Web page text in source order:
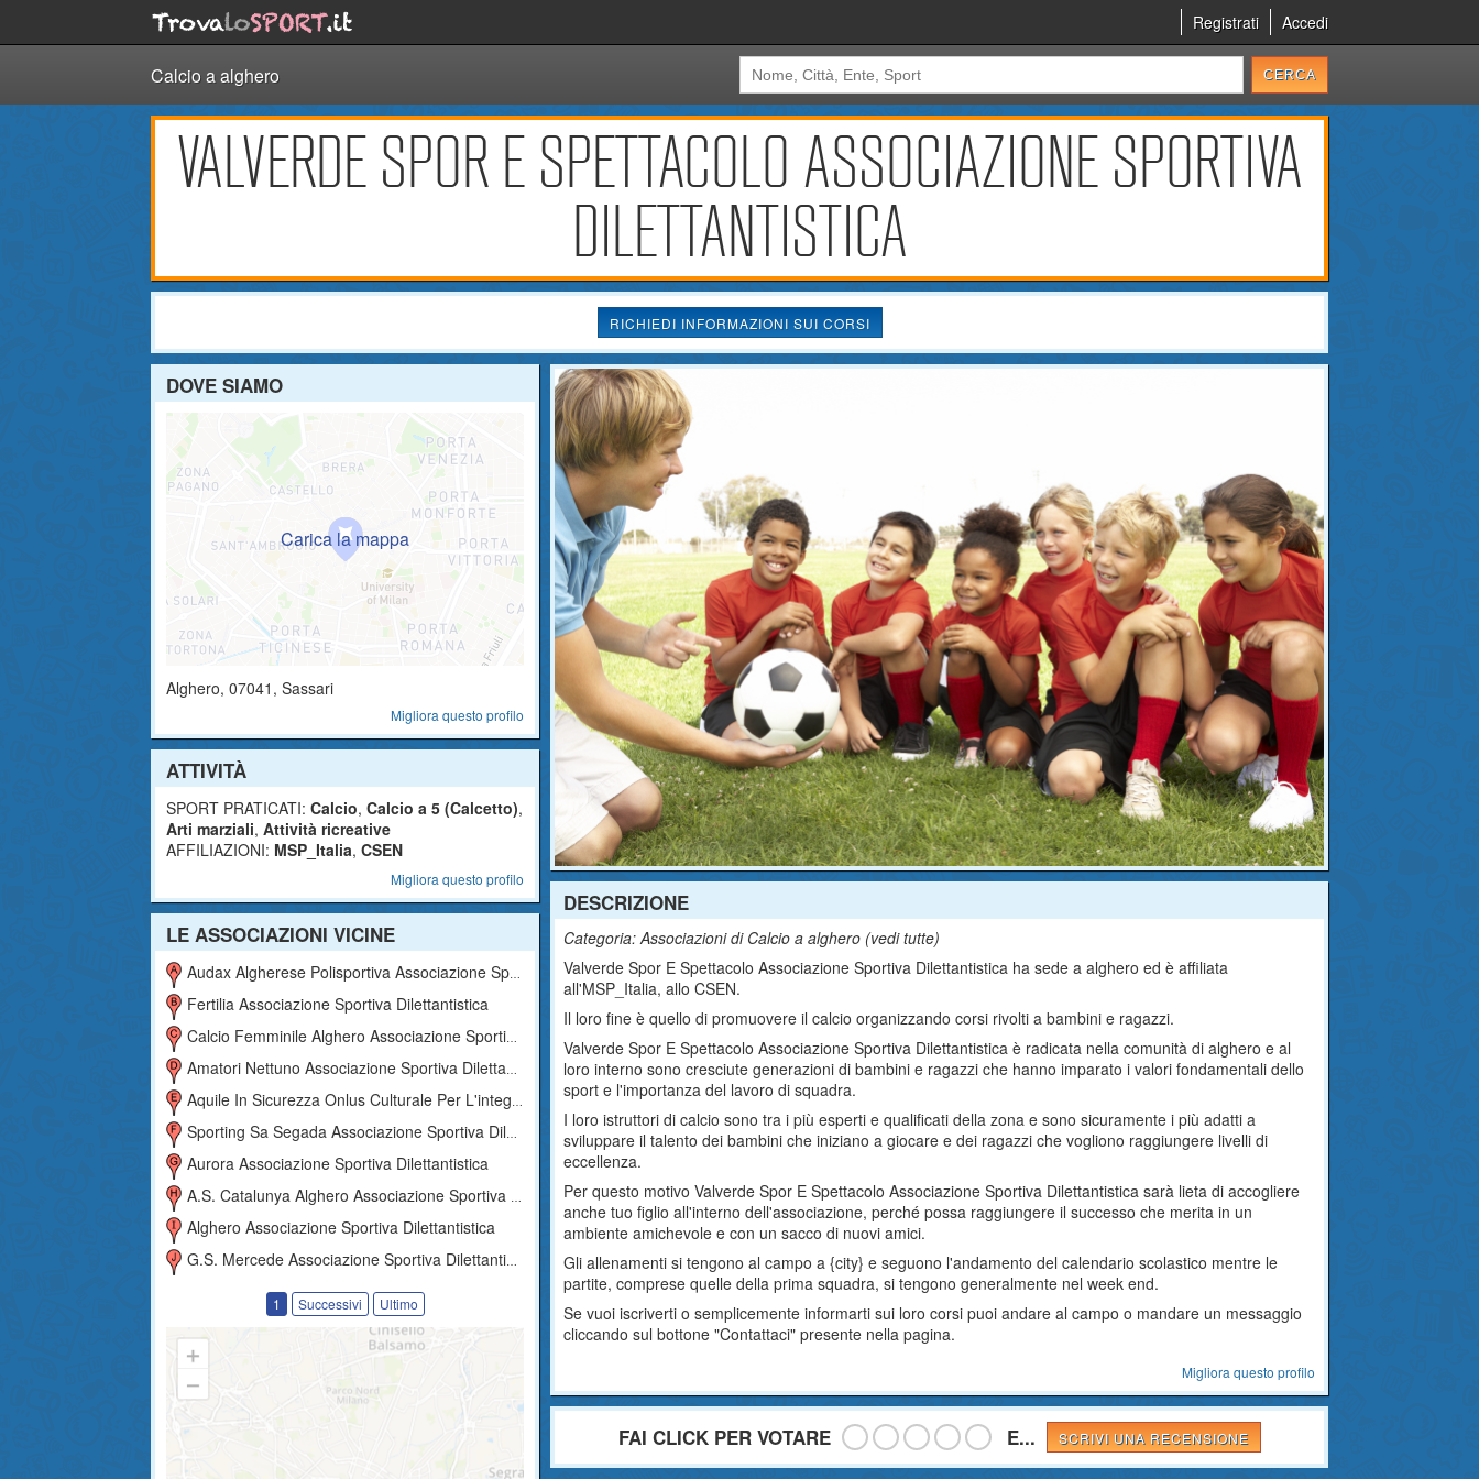
Registrati Accedi
Calcio a alghero
VALVERDE SPOR E SPETTACOLO ASSOCIAZIONE SPORTIVA
DILETTANTISTICA
RICHIEDI INFORMAZIONI SUI CORSI
DOVE SIAMO
Alghero, 07041 , Sassari
Migliora questo profilo
ATTIVITÀ
SPORT PRATICATI: Calcio, Calcio a 5 (Calcetto),
Arti marziali, Attività ricreative
AFFILIAZIONI: MSP_Italia, CSEN
Migliora questo profilo
LE ASSOCIAZIONI VICINE
Audax Algherese Polisportiva Associazione Sportiva Dilettantistica
Fertilia Associazione Sportiva Dilettantistica
Calcio Femminile Alghero Associazione Sportiva Dilettantistica
Amatori Nettuno Associazione Sportiva Dilettantistica
Aquile In Sicurezza Onlus Culturale Per L'integrazione E L'inclusione Sociale Associazione Sportiva Dilettantistica
Sporting Sa Segada Associazione Sportiva Dilettantistica
Aurora Associazione Sportiva Dilettantistica
A.s. Catalunya Alghero Associazione Sportiva Dilettantistica
Alghero Associazione Sportiva Dilettantistica
G.s. Mercede Associazione Sportiva Dilettantistica
1 Successivi Ultimo
DESCRIZIONE
Categoria: Associazioni di Calcio a alghero (vedi tutte)
Valverde Spor E Spettacolo Associazione Sportiva Dilettantistica ha sede a alghero ed è affiliata
all'MSP_Italia, allo CSEN.
Il loro fine è quello di promuovere il calcio organizzando corsi rivolti a bambini e ragazzi.
Valverde Spor E Spettacolo Associazione Sportiva Dilettantistica è radicata nella comunità di alghero e al
loro interno sono cresciute generazioni di bambini e ragazzi che hanno imparato i valori fondamentali dello
sport e l'importanza del lavoro di squadra.
I loro istruttori di calcio sono tra i più esperti e qualificati della zona e sono sicuramente i più adatti a
sviluppare il talento dei bambini che iniziano a giocare e dei ragazzi che vogliono raggiungere livelli di
eccellenza.
Per questo motivo Valverde Spor E Spettacolo Associazione Sportiva Dilettantistica sarà lieta di accogliere
anche tuo figlio all'interno dell'associazione, perché possa raggiungere il successo che merita in un
ambiente amichevole e con un sacco di nuovi amici.
Gli allenamenti si tengono al campo a {city} e seguono l'andamento del calendario scolastico mentre le
partite, comprese quelle della prima squadra, si tengono generalmente nel week end.
Se vuoi iscriverti o semplicemente informarti sui loro corsi puoi andare al campo o mandare un messaggio
cliccando sul bottone "Contattaci" presente nella pagina.
Migliora questo profilo
FAI CLICK PER VOTARE E... SCRIVI UNA RECENSIONE